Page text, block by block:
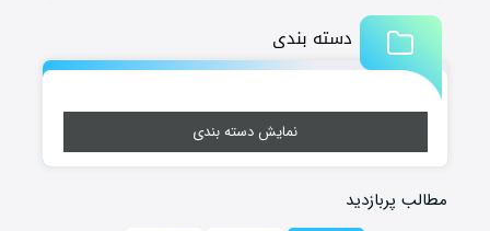
دسته بندی
نمایش دسته بندی
مطالب پربازدید